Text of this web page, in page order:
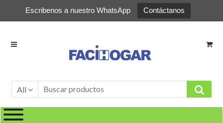
Escribenos a nuestro WhatsApp Contáctanos
Ir
Ir
All